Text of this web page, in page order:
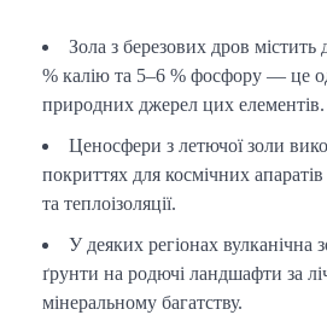
Зола з березових дров
% калію та 5–6 % фосфору — це
природних джерел цих елементів.
Ценосфери з летючої золи
покриттях для космічних апаратів
та теплоізоляції.
У деяких регіонах вулканічна
ґрунти на родючі ландшафти за
мінеральному багатству.